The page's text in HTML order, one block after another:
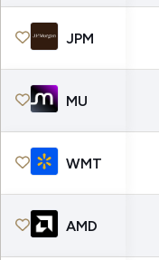
JPM
MU
WMT
AMD